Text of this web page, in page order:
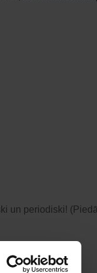
un periodiski!